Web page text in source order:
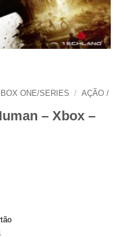
ONE/SERIES / AÇÃO /
– Xbox –